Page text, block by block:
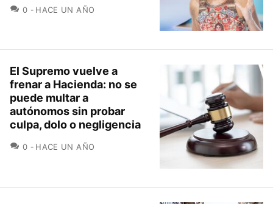
0 COMENTARIOS
HACE UN AÑO
El Supremo vuelve a
frenar a Hacienda: no se
puede multar a
autónomos sin probar
culpa, dolo o negligencia
0 COMENTARIOS
HACE UN AÑO